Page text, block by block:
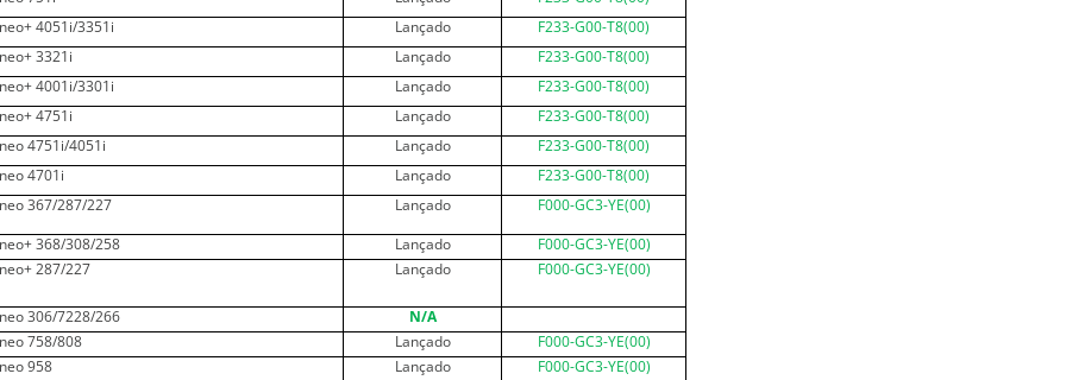
4051i/3351i
Lançado
F233-G00-T8(00)
3321i
Lançado
F233-G00-T8(00)
4001i/3301i
Lançado
F233-G00-T8(00)
4751i
Lançado
F233-G00-T8(00)
4751i/4051i
Lançado
F233-G00-T8(00)
4701i
Lançado
F233-G00-T8(00)
367/287/227
Lançado
F000-GC3-YE(00)
368/308/258
Lançado
F000-GC3-YE(00)
287/227
Lançado F000-GC3-YE(00)
306/7228/266
N/A
758/808
Lançado
F000-GC3-YE(00)
958
Lançado
F000-GC3-YE(00)